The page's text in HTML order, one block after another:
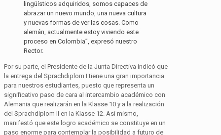
lingüísticos adquiridos, somos capaces de
abrazar un nuevo mundo, una nueva cultura
y nuevas formas de ver las cosas. Como
alemán, actualmente estoy viviendo este
proceso en Colombia”, expresó nuestro
Rector.
Por su parte, el Presidente de la Junta Directiva indicó que
la entrega del Sprachdiplom I tiene una gran importancia
para nuestros estudiantes, puesto que representa un
significativo paso de cara al intercambio académico con
Alemania que realizarán en la Klasse 10 y a la realización
del Sprachdiplom II en la Klasse 12. Así mismo,
manifestó que este logro académico se constituye en un
paso enorme para contemplar la posibilidad a futuro de